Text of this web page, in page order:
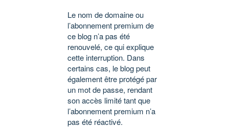
Le nom de domaine ou
l’abonnement premium de
ce blog n’a pas été
renouvelé, ce qui explique
cette interruption. Dans
certains cas, le blog peut
également être protégé par
un mot de passe, rendant
son accès limité tant que
l’abonnement premium n’a
pas été réactivé.